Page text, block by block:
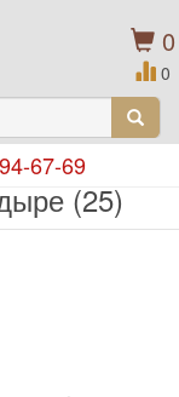
0
0
67-69
(25)